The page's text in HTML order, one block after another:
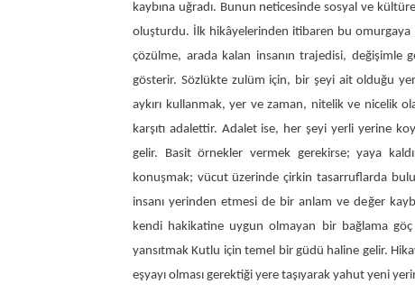
kaybına uğradı. Bunun neticesinde sosyal ve
oluşturdu. İlk hikâyelerinden itibaren bu omurgaya
çözülme, arada kalan insanın trajedisi, değişimle
gösterir. Sözlükte zulüm için, bir şeyi ait olduğu
aykırı kullanmak, yer ve zaman, nitelik ve nicelik
karşıtı adalettir. Adalet ise, her şeyi yerli yerine
gelir. Basit örnekler vermek gerekirse; yaya
konuşmak; vücut üzerinde çirkin tasarruflarda
insanı yerinden etmesi de bir anlam ve değer
kendi hakikatine uygun olmayan bir bağlama
yansıtmak Kutlu için temel bir güdü haline gelir.
eşyayı olması gerektiği yere taşıyarak yahut yeni